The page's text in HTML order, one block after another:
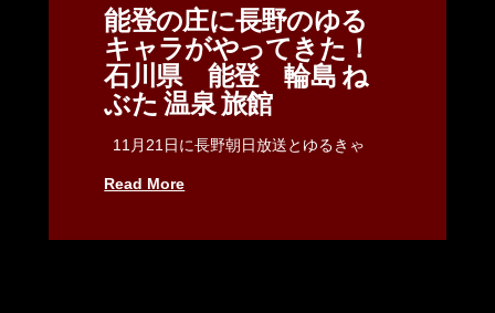
能登の庄に長野のゆる
キャラがやってきた！
石川県 能登 輪島 ね
ぶた 温泉 旅館
11月21日に長野朝日放送とゆるきゃ
Read More